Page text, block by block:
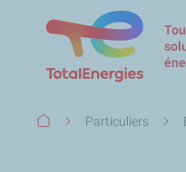
Fil
Particuliers